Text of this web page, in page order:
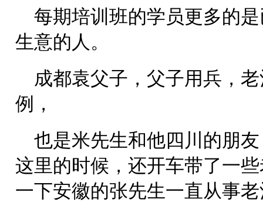
每期培训班的学员更多的
生意的人。
成都袁父子，父子用兵，
例，
也是米先生和他四川的朋
这里的时候，还开车带了一
一下安徽的张先生一直从事